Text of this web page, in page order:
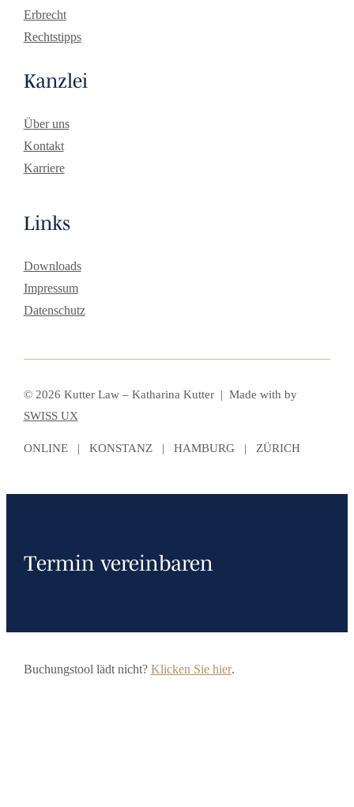
Erbrecht
Rechtstipps
Kanzlei
Über uns
Kontakt
Karriere
Links
Downloads
Impressum
Datenschutz
© 2026 Kutter Law – Katharina Kutter | Made with by
SWISS UX
ONLINE | KONSTANZ | HAMBURG | ZÜRICH
Termin vereinbaren
Buchungstool lädt nicht? Klicken Sie hier.